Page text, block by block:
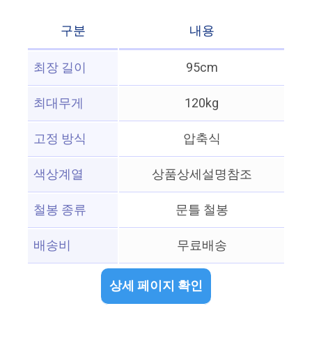
구분
내용
최장 길이
95cm
최대무게
120kg
고정 방식
압축식
색상계열
상품상세설명참조
철봉 종류
문틀 철봉
배송비
무료배송
상세 페이지 확인